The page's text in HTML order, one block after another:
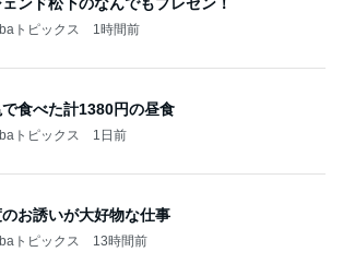
トピックス 1時間前
で食べた計1380円の昼食
トピックス 1日前
お誘いが大好物な仕事
トピックス 13時間前